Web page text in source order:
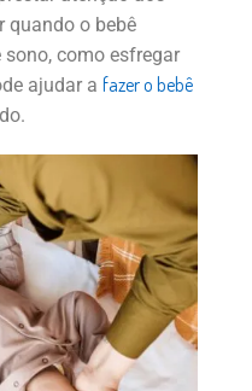
quando o bebê
como esfregar
ajudar a fazer o bebê